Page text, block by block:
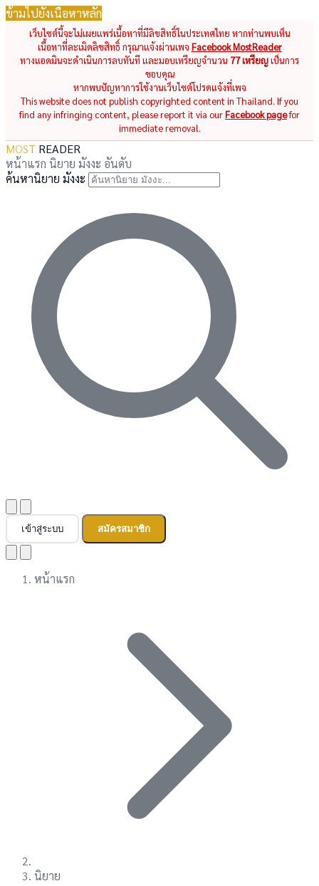
ข้ามไปยังเนื้อหาหลัก
เว็บไซต์นี้จะไม่เผยแพร่เนื้อหาที่มีลิขสิทธิ์ในประเทศไทย หากท่านพบเห็น
เนื้อหาที่ละเมิดลิขสิทธิ์ กรุณาแจ้งผ่านเพจ Facebook MostReader
ทางแอดมินจะดำเนินการลบทันที และมอบเหรียญจำนวน 77 เหรียญเป็นการ
ขอบคุณ
หากพบปัญหาการใช้งานเว็บไซต์โปรดแจ้งที่เพจ
This website does not publish copyrighted content in Thailand. If you
find any infringing content, please report it via ourFacebook pagefor
immediate removal.
MOST READER
หน้าแรก นิยาย มังงะ อันดับ
ค้นหานิยาย มังงะ
เข้าสู่ระบบ สมัครสมาชิก
หน้าแรก
นิยาย